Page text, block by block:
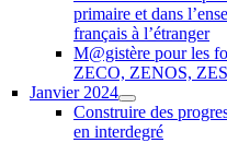
primaire et dans
français à l’étranger
M@gistère pour les
ZECO, ZENOS,
Janvier 2024
Construire des
en interdegré